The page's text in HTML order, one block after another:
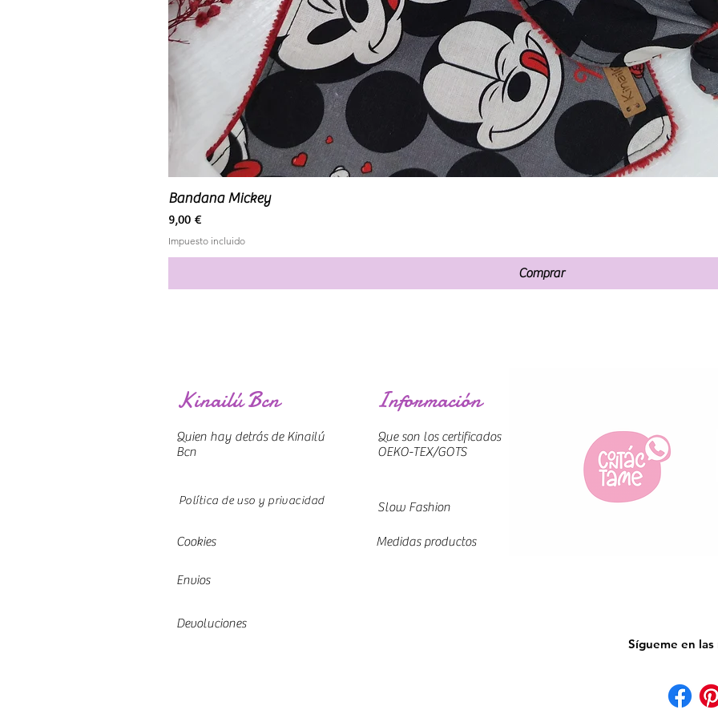
Bandana Mickey
Precio
9,00 €
Impuesto incluido
Comprar
Kinailú Bcn Información
Quien hay detrás de Kinailú
Bcn
Política de uso y privacidad
Cookies
Que son los certificados
OEKO-TEX/GOTS
Slow Fashion
Medidas productos
Envios
Devoluciones
Sígueme en